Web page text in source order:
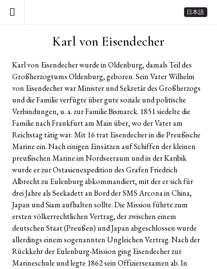
日本語
Karl von Eisendecher
Karl von Eisendecher wurde in Oldenburg, damals Teil des
Großherzogtums Oldenburg, geboren. Sein Vater Wilhelm
von Eisendecher war Minister und Sekretär des Großherzogs
und die Familie verfügte über gute soziale und politische
Verbindungen, u. a. zur Familie Bismarck. 1851 siedelte die
Familie nach Frankfurt am Main über, wo der Vater am
Reichstag tätig war. Mit 16 trat Eisendecher in die Preußische
Marine ein. Nach einigen Einsätzen auf Schiffen der kleinen
preußischen Marine im Nordseeraum und in der Karibik
wurde er zur Ostasienexpedition des Grafen Friedrich
Albrecht zu Eulenburg abkommandiert, mit der er sich für
drei Jahre als Seekadett an Bord der SMS Arcona in China,
Japan und Siam aufhalten sollte. Die Mission führte zum
ersten völkerrechtlichen Vertrag, der zwischen einem
deutschen Staat (Preußen) und Japan abgeschlossen wurde
allerdings einem sogenannten Ungleichen Vertrag. Nach der
Rückkehr der Eulenburg-Mission ging Eisendecher zur
Marineschule und legte 1862 sein Offiziersexamen ab. In